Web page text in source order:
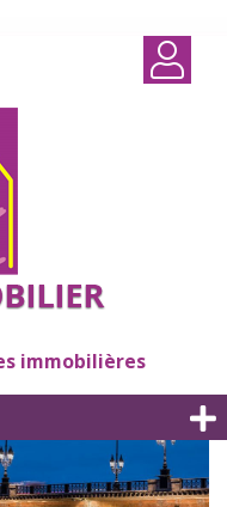
immobilières